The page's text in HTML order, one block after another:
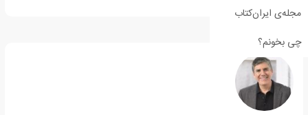
مجله‌ی ایران‌کتاب
چی بخونم؟
درباره ریک ریوردن